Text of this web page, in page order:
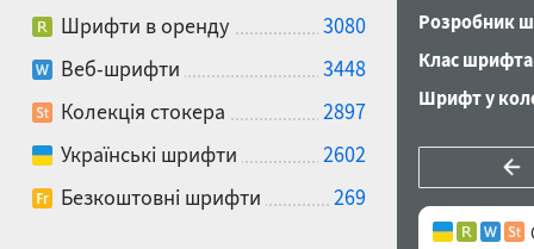
Шрифти в оренду
3080
Веб-шрифти
3448
Колекція стокера
2897
Українські шрифти
2602
Безкоштовні шрифти
269
Розробник
Клас
Шрифт у